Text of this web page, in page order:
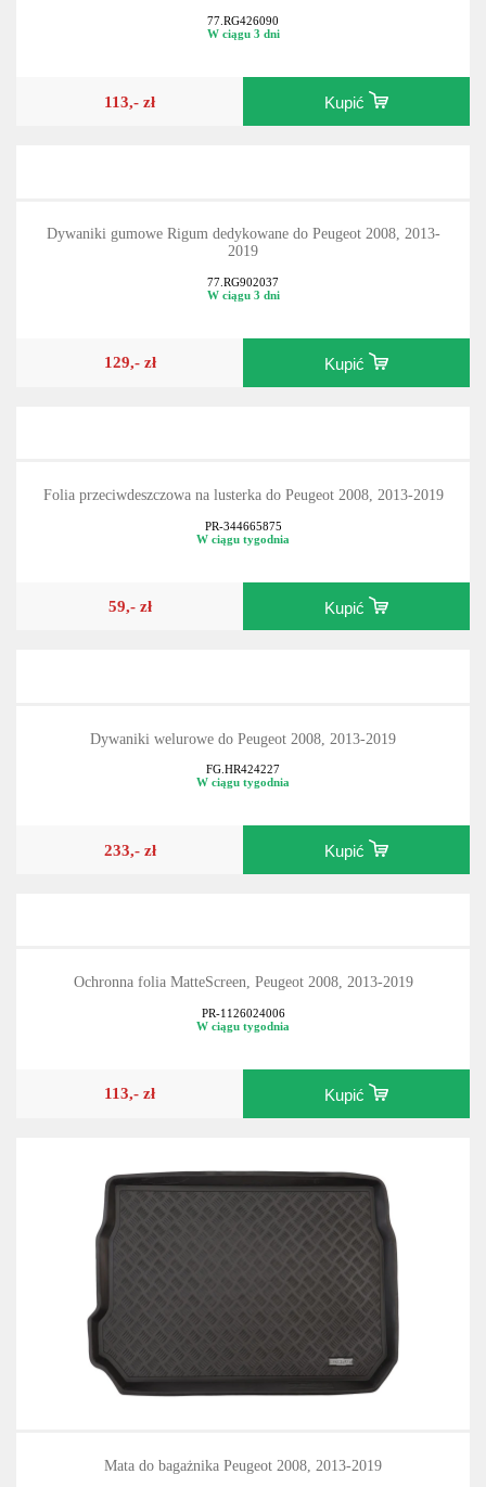
77.RG426090
W ciągu 3 dni
113,- zł Kupić
Dywaniki gumowe Rigum dedykowane do Peugeot 2008, 2013-
2019
77.RG902037
W ciągu 3 dni
129,- zł Kupić
Folia przeciwdeszczowa na lusterka do Peugeot 2008, 2013-2019
PR-344665875
W ciągu tygodnia
59,- zł Kupić
Dywaniki welurowe do Peugeot 2008, 2013-2019
FG.HR424227
W ciągu tygodnia
233,- zł Kupić
Ochronna folia MatteScreen, Peugeot 2008, 2013-2019
PR-1126024006
W ciągu tygodnia
113,- zł Kupić
Mata do bagażnika Peugeot 2008, 2013-2019